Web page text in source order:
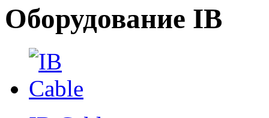
Оборудование IB